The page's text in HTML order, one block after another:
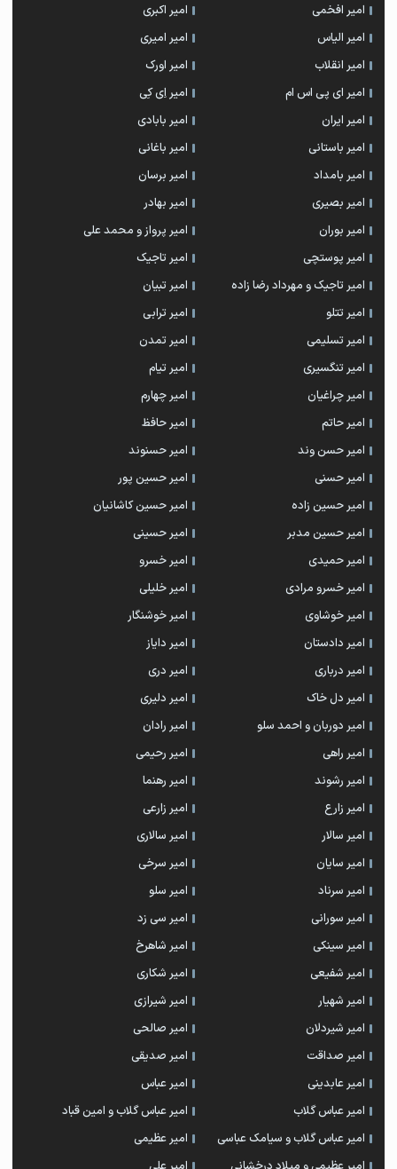
امیر افخمی
امیر اکبری
امیر الیاس
امیر امیری
امیر انقلاب
امیر اورک
امیر ای پی اس ام
امیر اِی کِی
امیر ایران
امیر بابادی
امیر باستانی
امیر باغانی
امیر بامداد
امیر برسان
امیر بصیری
امیر بهادر
امیر بوران
امیر پرواز و محمد علی
امیر پوستچی
امیر تاجیک
امیر تاجیک و مهرداد رضا زاده
امیر تبیان
امیر تتلو
امیر ترابی
امیر تسلیمی
امیر تمدن
امیر تنگسیری
امیر تیام
امیر چراغیان
امیر چهارم
امیر حاتم
امیر حافظ
امیر حسن وند
امیر حسنوند
امیر حسنی
امیر حسین پور
امیر حسین زاده
امیر حسین کاشانیان
امیر حسین مدبر
امیر حسینی
امیر حمیدی
امیر خسرو
امیر خسرو مرادی
امیر خلیلی
امیر خوشاوی
امیر خوشنگار
امیر دادستان
امیر دایاز
امیر درباری
امیر دری
امیر دل خاک
امیر دلیری
امیر دوربان و احمد سلو
امیر رادان
امیر راهی
امیر رحیمی
امیر رشوند
امیر رهنما
امیر زارع
امیر زارعی
امیر سالار
امیر سالاری
امیر سایان
امیر سرخی
امیر سرناد
امیر سلو
امیر سورانی
امیر سی زد
امیر سینکی
امیر شاهرخ
امیر شفیعی
امیر شکاری
امیر شهیار
امیر شیرازی
امیر شیردلان
امیر صالحی
امیر صداقت
امیر صدیقی
امیر عابدینی
امیر عباس
امیر عباس گلاب
امیر عباس گلاب و امین قباد
امیر عباس گلاب و سیامک عباسی
امیر عظیمی